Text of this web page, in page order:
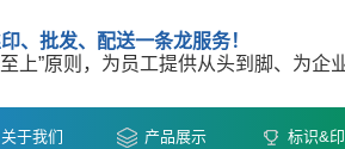
、批发、配送一条龙服务！
至上”原则，为员工提供从头到脚、为企
关于我们 产品展示 标识&